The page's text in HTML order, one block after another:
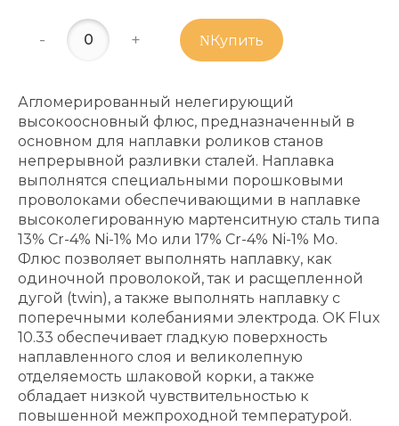
- + Купить
Агломерированный нелегирующий
высокоосновный флюс, предназначенный в
основном для наплавки роликов станов
непрерывной разливки сталей. Наплавка
выполнятся специальными порошковыми
проволоками обеспечивающими в наплавке
высоколегированную мартенситную сталь типа
13% Cr-4% Ni-1% Mo или 17% Cr-4% Ni-1% Mo.
Флюс позволяет выполнять наплавку, как
одиночной проволокой, так и расщепленной
дугой (twin), а также выполнять наплавку с
поперечными колебаниями электрода. OK Flux
10.33 обеспечивает гладкую поверхность
наплавленного слоя и великолепную
отделяемость шлаковой корки, а также
обладает низкой чувствительностью к
повышенной межпроходной температурой.